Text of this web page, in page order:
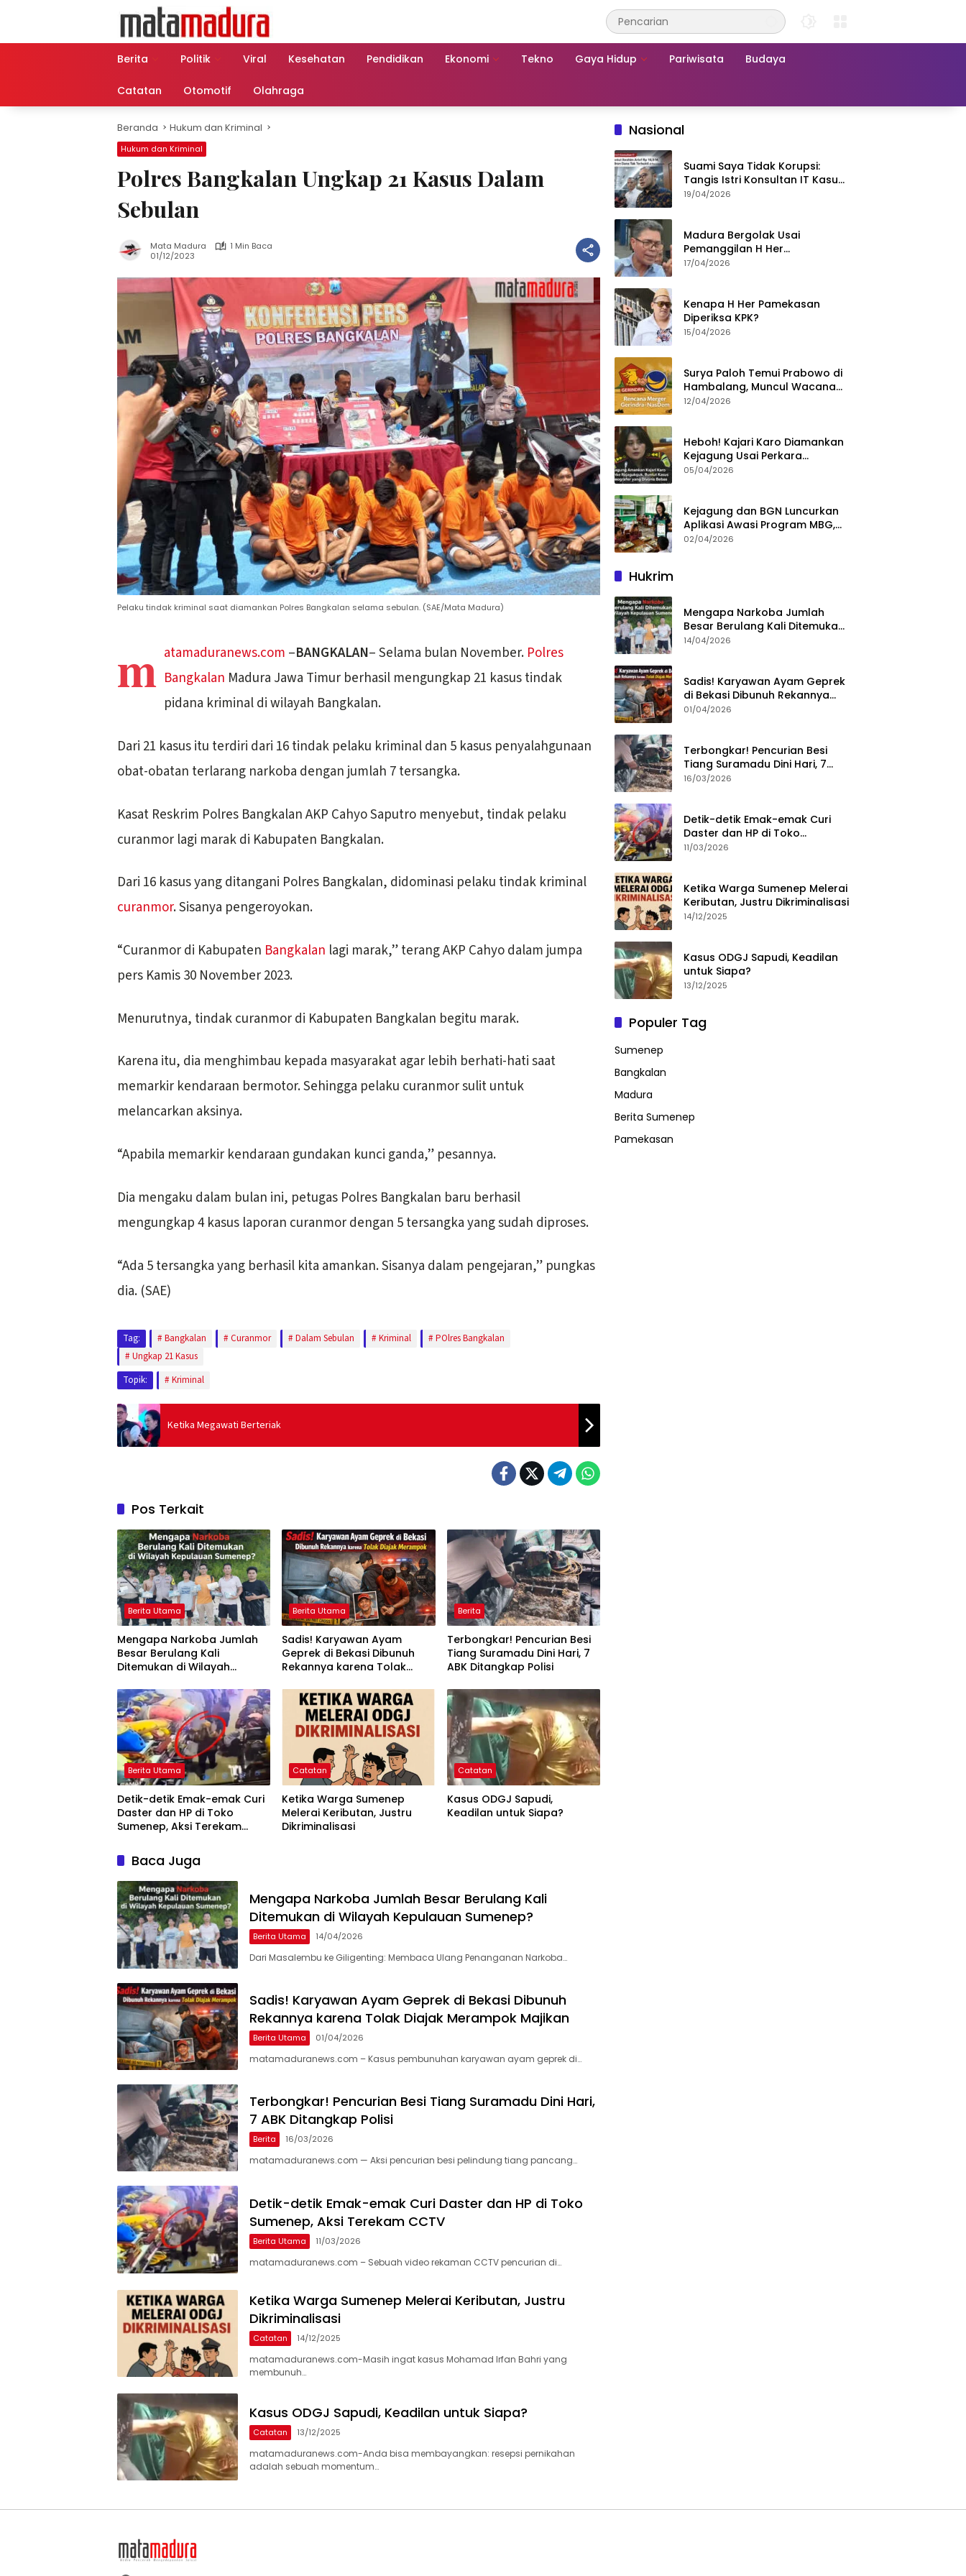
Berita
Politik Viral Kesehatan Pendidikan Ekonomi Tekno Gaya Hidup Pariwisata Budaya
Catatan Otomotif Olahraga
Beranda Hukum dan Kriminal
Hukum dan Kriminal
Polres Bangkalan Ungkap 21 Kasus Dalam
Sebulan
Mata Madura
1 Min Baca
01/12/2023
Pelaku tindak kriminal saat diamankan Polres Bangkalan selama sebulan. (SAE/Mata Madura)
m atamaduranews.com –BANGKALAN– Selama bulan November. Polres
Bangkalan Madura Jawa Timur berhasil mengungkap 21 kasus tindak
pidana kriminal di wilayah Bangkalan.
Dari 21 kasus itu terdiri dari 16 tindak pelaku kriminal dan 5 kasus penyalahgunaan
obat-obatan terlarang narkoba dengan jumlah 7 tersangka.
Kasat Reskrim Polres Bangkalan AKP Cahyo Saputro menyebut, tindak pelaku
curanmor lagi marak di Kabupaten Bangkalan.
Dari 16 kasus yang ditangani Polres Bangkalan, didominasi pelaku tindak kriminal
curanmor. Sisanya pengeroyokan.
“Curanmor di Kabupaten Bangkalan lagi marak,” terang AKP Cahyo dalam jumpa
pers Kamis 30 November 2023.
Menurutnya, tindak curanmor di Kabupaten Bangkalan begitu marak.
Karena itu, dia menghimbau kepada masyarakat agar lebih berhati-hati saat
memarkir kendaraan bermotor. Sehingga pelaku curanmor sulit untuk
melancarkan aksinya.
“Apabila memarkir kendaraan gundakan kunci ganda,” pesannya.
Dia mengaku dalam bulan ini, petugas Polres Bangkalan baru berhasil
mengungkap 4 kasus laporan curanmor dengan 5 tersangka yang sudah diproses.
“Ada 5 tersangka yang berhasil kita amankan. Sisanya dalam pengejaran,” pungkas
dia. (SAE)
Tag: Bangkalan Curanmor Dalam Sebulan Kriminal
POlres Bangkalan
Ungkap 21 Kasus
Topik:
Kriminal
Ketika Megawati Berteriak
Pos Terkait
Berita Utama
Mengapa Narkoba Jumlah
Besar Berulang Kali
Ditemukan di Wilayah
Berita Utama
Sadis! Karyawan Ayam
Geprek di Bekasi Dibunuh
Rekannya karena Tolak
Berita
Terbongkar! Pencurian Besi
Tiang Suramadu Dini Hari, 7
ABK Ditangkap Polisi
Berita Utama
Detik-detik Emak-emak Curi
Daster dan HP di Toko
Sumenep, Aksi Terekam
Catatan
Ketika Warga Sumenep
Melerai Keributan, Justru
Dikriminalisasi
Catatan
Kasus ODGJ Sapudi,
Keadilan untuk Siapa?
Baca Juga
Mengapa Narkoba Jumlah Besar Berulang Kali
Ditemukan di Wilayah Kepulauan Sumenep?
Berita Utama 14/04/2026
Dari Masalembu ke Giligenting: Membaca Ulang Penanganan Narkoba…
Sadis! Karyawan Ayam Geprek di Bekasi Dibunuh
Rekannya karena Tolak Diajak Merampok Majikan
Berita Utama 01/04/2026
matamaduranews.com – Kasus pembunuhan karyawan ayam geprek di…
Terbongkar! Pencurian Besi Tiang Suramadu Dini Hari,
7 ABK Ditangkap Polisi
Berita 16/03/2026
matamaduranews.com — Aksi pencurian besi pelindung tiang pancang…
Detik-detik Emak-emak Curi Daster dan HP di Toko
Sumenep, Aksi Terekam CCTV
Berita Utama 11/03/2026
matamaduranews.com – Sebuah video rekaman CCTV pencurian di…
Ketika Warga Sumenep Melerai Keributan, Justru
Dikriminalisasi
Catatan 14/12/2025
matamaduranews.com-Masih ingat kasus Mohamad Irfan Bahri yang
membunuh…
Kasus ODGJ Sapudi, Keadilan untuk Siapa?
Catatan 13/12/2025
matamaduranews.com-Anda bisa membayangkan: resepsi pernikahan
adalah sebuah momentum…
Nasional
Suami Saya Tidak Korupsi:
Tangis Istri Konsultan IT Kasus
Nadiem Dituntut 22,5 Tahun
19/04/2026
Madura Bergolak Usai
Pemanggilan H Her
Pamekasan, Faizal Assegaf
17/04/2026
Kenapa H Her Pamekasan
Diperiksa KPK?
15/04/2026
Surya Paloh Temui Prabowo di
Hambalang, Muncul Wacana
Penggabungan NasDem dan
12/04/2026
Heboh! Kajari Karo Diamankan
Kejagung Usai Perkara
Videografer Divonis Bebas
05/04/2026
Kejagung dan BGN Luncurkan
Aplikasi Awasi Program MBG,
Begini Cara Lapornya
02/04/2026
Hukrim
Mengapa Narkoba Jumlah
Besar Berulang Kali Ditemukan
di Wilayah Kepulauan
14/04/2026
Sadis! Karyawan Ayam Geprek
di Bekasi Dibunuh Rekannya
karena Tolak Diajak Merampok
01/04/2026
Terbongkar! Pencurian Besi
Tiang Suramadu Dini Hari, 7
ABK Ditangkap Polisi
16/03/2026
Detik-detik Emak-emak Curi
Daster dan HP di Toko
Sumenep, Aksi Terekam CCTV
11/03/2026
Ketika Warga Sumenep Melerai
Keributan, Justru Dikriminalisasi
14/12/2025
Kasus ODGJ Sapudi, Keadilan
untuk Siapa?
13/12/2025
Populer Tag
Sumenep
Bangkalan
Madura
Berita Sumenep
Pamekasan